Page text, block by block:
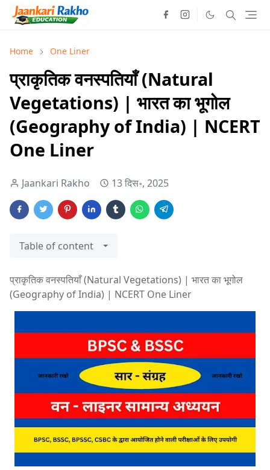
Home One Liner
प्राकृतिक वनस्पतियाँ (Natural
Vegetations) | भारत का भूगोल
(Geography of India) | NCERT
One Liner
Jaankari Rakho 13 दिस॰, 2025
Table of content
प्राकृतिक वनस्पतियाँ (Natural Vegetations) | भारत का भूगोल
(Geography of India) | NCERT One Liner